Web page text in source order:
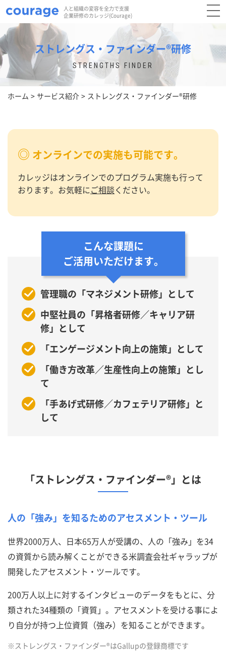
人と組織の変容を全力で支援
企業研修のカレッジ(Courage)
ストレングス・ファインダー®研修
STRENGTHS FINDER
ホーム サービス紹介 ストレングス・ファインダー®研修
オンラインでの実施も可能です。
カレッジはオンラインでのプログラム実施も行って
おります。お気軽にご相談ください。
こんな課題に
ご活用いただけます。
管理職の「マネジメント研修」として
中堅社員の「昇格者研修／キャリア研
修」として
「エンゲージメント向上の施策」として
「働き方改革／生産性向上の施策」とし
て
「手あげ式研修／カフェテリア研修」と
して
「ストレングス・ファインダー®」とは
人の「強み」を知るためのアセスメント・ツール
世界2000万人、日本65万人が受講の、人の「強み」を34
の資質から読み解くことができる米調査会社ギャラップが
開発したアセスメント・ツールです。
200万人以上に対するインタビューのデータをもとに、分
類された34種類の「資質」。アセスメントを受ける事によ
り自分が持つ上位資質（強み）を知ることができます。
※ストレングス・ファインダー®はGallupの登録商標です